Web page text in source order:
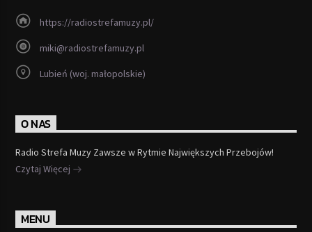
https://radiostrefamuzy.pl/
miki@radiostrefamuzy.pl
Lubień (woj. małopolskie)
O NAS
Radio Strefa Muzy Zawsze w Rytmie Największych Przebojów!
Czytaj Więcej
MENU